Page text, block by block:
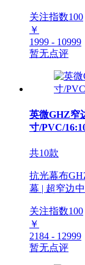
关注指数100
￥
1999 - 10999
暂无点评
英微GHZ窄
寸/PVC/16:10
共10款
抗光幕布
幕 | 超窄边
关注指数100
￥
2184 - 12999
暂无点评